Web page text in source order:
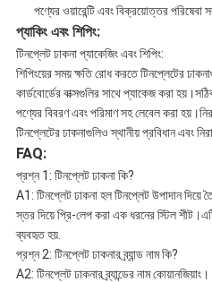
পণ্যের ওয়ারেন্টি এবং বিক্রয়োত্তর পরিষেবা
প্যাকিং এবং শিপিং:
টিনপ্লেট ঢাকনা প্যাকেজিং এবং শিপিং:
শিপিংয়ের সময় ক্ষতি রোধ করতে টিনপ্লেটের
কার্ডবোর্ডের বাক্সগুলির সাথে প্যাকেজ করা
পণ্যের বিবরণ এবং পরিমাণ সহ লেবেল করা
টিনপ্লেটের ঢাকনাগুলিও স্থানীয় প্রবিধান এবং
FAQ:
প্রশ্ন 1: টিনপ্লেট ঢাকনা কি?
A1: টিনপ্লেট ঢাকনা হল টিনপ্লেট উপাদান দিয়ে
স্তর দিয়ে প্রি-লেপ করা এক ধরনের স্টিল
ব্যবহৃত হয়.
প্রশ্ন 2: টিনপ্লেট ঢাকনার ব্র্যান্ড নাম কি?
A2: টিনপ্লেট ঢাকনার ব্র্যান্ডের নাম কোয়ানজিয়াং।